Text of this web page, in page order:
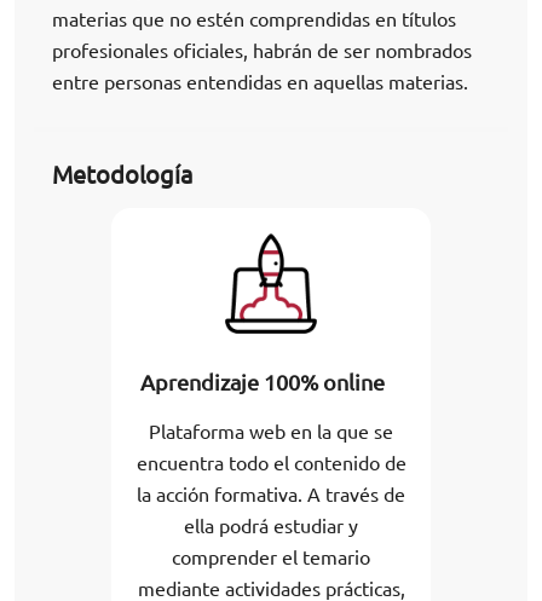
materias que no estén comprendidas en títulos
profesionales oficiales, habrán de ser nombrados
entre personas entendidas en aquellas materias.
Metodología
Aprendizaje 100% online
Plataforma web en la que se
encuentra todo el contenido de
la acción formativa. A través de
ella podrá estudiar y
comprender el temario
mediante actividades prácticas,